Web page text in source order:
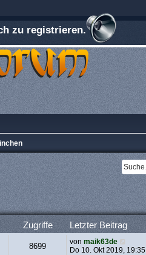
zu registrieren.
Zugriffe Letzter Beitrag
8699 vonmaik63de
Do 10. Okt 2019, 19:35